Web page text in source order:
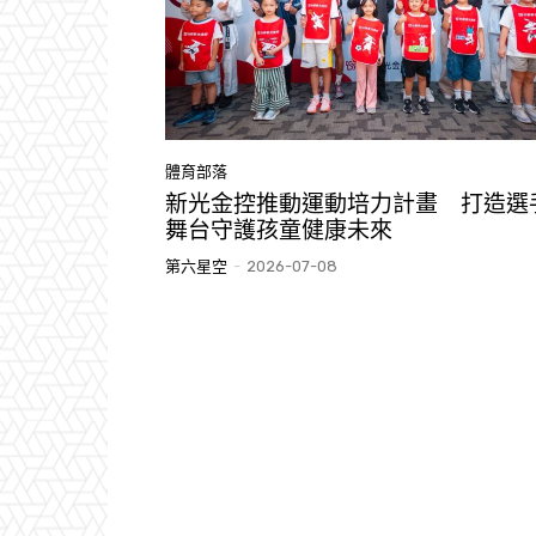
體育部落
新光金控推動運動培力計畫 打造選
舞台守護孩童健康未來
第六星空 - 2026-07-08